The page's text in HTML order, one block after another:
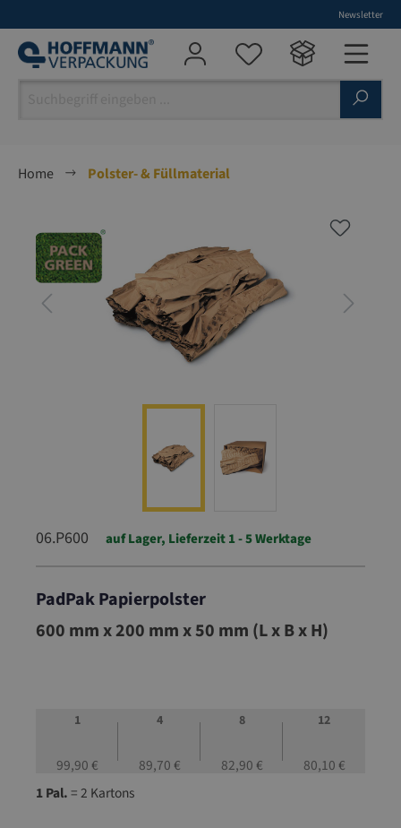
Newsletter
Home
Polster- & Füllmaterial
06.P600 auf Lager, Lieferzeit 1 - 5 Werktage
PadPak Papierpolster
06.P600
600 mm x 200 mm x 50 mm (L x B x H)
1
99,90 €
4
89,70 €
8
82,90 €
12
80,10 €
1 Pal.= 2 Kartons